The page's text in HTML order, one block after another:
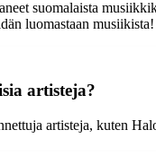
suomalaista
luomastaan musiikista!
artisteja?
artisteja, kuten